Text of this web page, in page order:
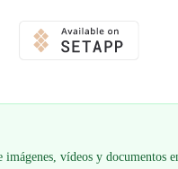
imágenes, vídeos y documentos